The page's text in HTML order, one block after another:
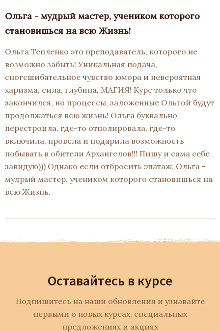
Ольга - мудрый мастер, учеником которого
становишься на всю Жизнь!
Ольга Тепленко это преподаватель, которого не
возможно забыть! Уникальная подача,
сногсшибательное чувство юмора и невероятная
харизма, сила, глубина, МАГИЯ! Курс только что
закончился, но процессы, заложенные Ольгой будут
продолжаться всю жизнь! Ольга буквально
перестроила, где-то отполировала, где-то
включила, провела и подарила возможность
побывать в обители Архангелов!!! Пишу и сама себе
завидую))) Однако если отбросить эпатаж, Ольга -
мудрый мастер, учеником которого становишься на
всю Жизнь.
Оставайтесь в курсе
Подпишитесь на наши обновления и узнавайте
первыми о новых курсах, специальных
предложениях и акциях